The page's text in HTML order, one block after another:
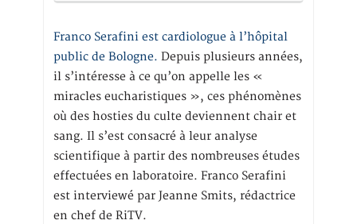
Franco Serafini est cardiologue à l’hôpital
public de Bologne. Depuis plusieurs années,
il s’intéresse à ce qu’on appelle les «
miracles eucharistiques », ces phénomènes
où des hosties du culte deviennent chair et
sang. Il s’est consacré à leur analyse
scientifique à partir des nombreuses études
effectuées en laboratoire. Franco Serafini
est interviewé par Jeanne Smits, rédactrice
en chef de RiTV.